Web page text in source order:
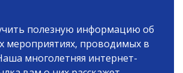
полезную информацию об
мероприятиях, проводимых в
многолетняя интернет-